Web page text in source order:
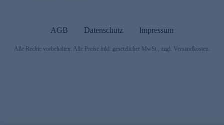
AGB Datenschutz Impressum
Alle Rechte vorbehalten. Alle Preise inkl. gesetzlicher MwSt., zzgl. Versandkosten.